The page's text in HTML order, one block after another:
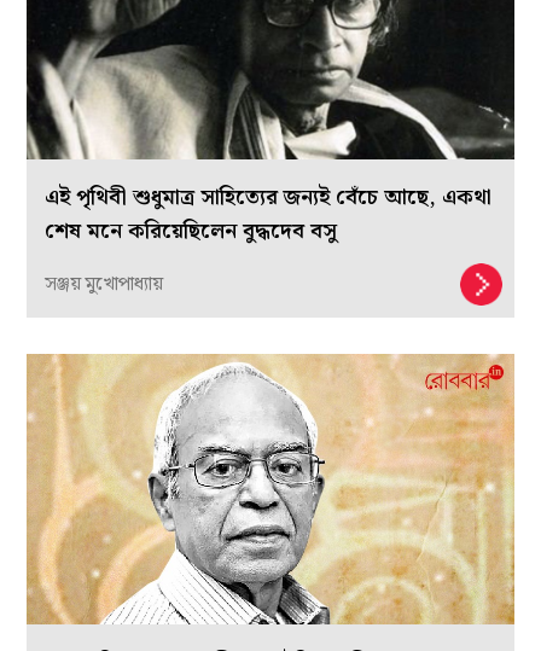
এই পৃথিবী শুধুমাত্র সাহিত্যের জন্যই বেঁচে আছে, একথা
শেষ মনে করিয়েছিলেন বুদ্ধদেব বসু
সঞ্জয় মুখোপাধ্যায়